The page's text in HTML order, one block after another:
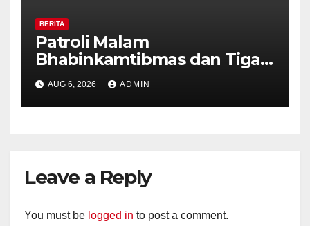
BERITA
Patroli Malam
Bhabinkamtibmas dan Tiga
Pilar Kelurahan Ungaran
Perkuat Kamtibmas, Warga
Diajak Aktifkan Ronda
AUG 6, 2026 ADMIN
Leave a Reply
You must be logged in to post a comment.